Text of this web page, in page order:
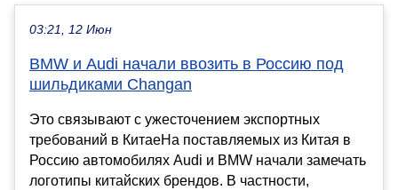
03:21, 12 Июн
BMW и Audi начали ввозить в Россию под
шильдиками Changan
Это связывают с ужесточением экспортных
требований в КитаеНа поставляемых из Китая в
Россию автомобилях Audi и BMW начали замечать
логотипы китайских брендов. В частности,